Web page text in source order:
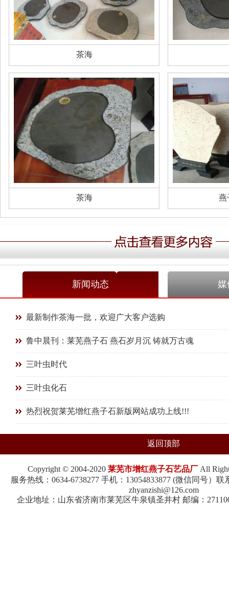
茶海
茶海 燕
新闻动态 媒
最新制作茶海一批，欢迎广大客户选购
鲁中晨刊：莱芜燕子石 燕石岁月沉 铸就万古魂
三叶虫时代
三叶虫化石
热烈祝贺莱芜增红燕子石新版网站成功上线!!!
返回顶部
Copyright © 2004-2020 莱芜市增红燕子石艺品厂All
服务热线：0634-6738277 手机：13054833877 (微信同号）
zhyanzishi@126.com
企业地址：山东省济南市莱芜区牛泉镇圣井村 邮编：